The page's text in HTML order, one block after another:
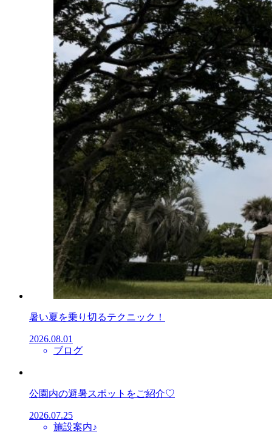
暑い夏を乗り切るテクニック！
2026.08.01
ブログ
公園内の避暑スポットをご紹介♡
2026.07.25
施設案内♪